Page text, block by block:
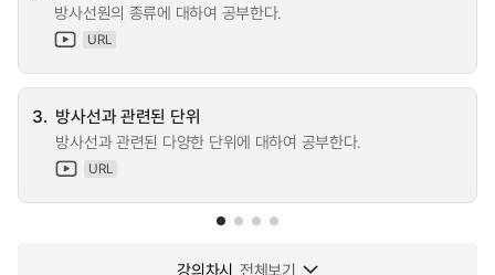
방사선원의 종류에 대하여 공부한다.
URL
3. 방사선과 관련된 단위
방사선과 관련된 다양한 단위에 대하여 공부한다.
URL
강의차시 전체보기